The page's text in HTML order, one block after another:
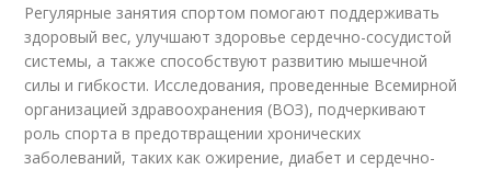
Регулярные занятия спортом помогают поддерживать
здоровый вес, улучшают здоровье сердечно-сосудистой
системы, а также способствуют развитию мышечной
силы и гибкости. Исследования, проведенные Всемирной
организацией здравоохранения (ВОЗ), подчеркивают
роль спорта в предотвращении хронических
заболеваний, таких как ожирение, диабет и сердечно-